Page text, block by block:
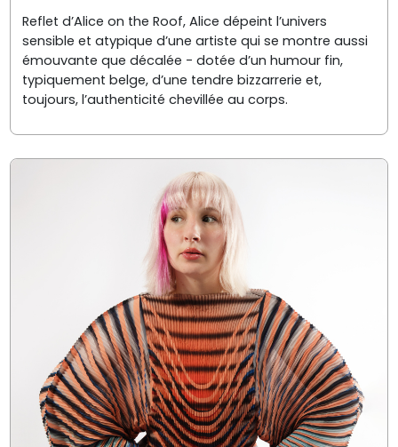
Reflet d’Alice on the Roof, Alice dépeint l’univers
sensible et atypique d’une artiste qui se montre aussi
émouvante que décalée - dotée d’un humour fin,
typiquement belge, d’une tendre bizzarrerie et,
toujours, l’authenticité chevillée au corps.